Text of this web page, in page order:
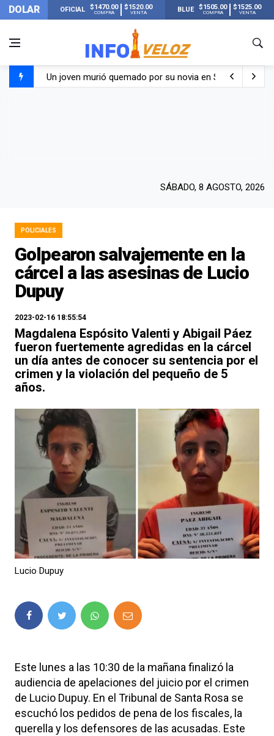
DOLAR OFICIAL $1470.00
COMPRA
$1520.00
VENTA BLUE $1505.00
COMPRA
$1525.00
VENTA
Un joven murió quemado por su novia en San Luis:
SÁBADO, 8 AGOSTO, 2026
POLICIALES
Golpearon salvajemente en la
cárcel a las asesinas de Lucio
Dupuy
2023-02-16 18:55:54
Magdalena Espósito Valenti y Abigail Páez
fueron fuertemente agredidas en la cárcel
un día antes de conocer su sentencia por el
crimen y la violación del pequeño de 5
años.
Lucio Dupuy
Este lunes a las 10:30 de la mañana finalizó la
audiencia de apelaciones del juicio por el crimen
de Lucio Dupuy. En el Tribunal de Santa Rosa se
escuchó los pedidos de pena de los fiscales, la
querella y los defensores de las acusadas. Este